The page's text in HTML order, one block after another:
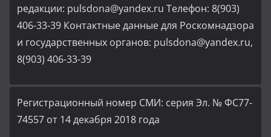
редакции: pulsdona@yandex.ru Телефон: 8(903)
406-33-39 Контактные данные для Роскомнадзора
и государственных органов: pulsdona@yandex.ru,
8(903) 406-33-39
Регистрационный номер СМИ: серия Эл. № ФС77-
74557 от 14 декабря 2018 года